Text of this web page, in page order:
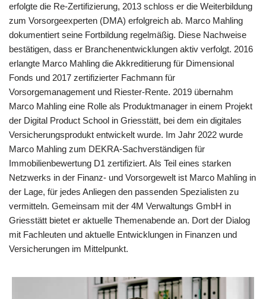
erfolgte die Re-Zertifizierung, 2013 schloss er die Weiterbildung
zum Vorsorgeexperten (DMA) erfolgreich ab. Marco Mahling
dokumentiert seine Fortbildung regelmäßig. Diese Nachweise
bestätigen, dass er Branchenentwicklungen aktiv verfolgt. 2016
erlangte Marco Mahling die Akkreditierung für Dimensional
Fonds und 2017 zertifizierter Fachmann für
Vorsorgemanagement und Riester-Rente. 2019 übernahm
Marco Mahling eine Rolle als Produktmanager in einem Projekt
der Digital Product School in Griesstätt, bei dem ein digitales
Versicherungsprodukt entwickelt wurde. Im Jahr 2022 wurde
Marco Mahling zum DEKRA-Sachverständigen für
Immobilienbewertung D1 zertifiziert. Als Teil eines starken
Netzwerks in der Finanz- und Vorsorgewelt ist Marco Mahling in
der Lage, für jedes Anliegen den passenden Spezialisten zu
vermitteln. Gemeinsam mit der 4M Verwaltungs GmbH in
Griesstätt bietet er aktuelle Themenabende an. Dort der Dialog
mit Fachleuten und aktuelle Entwicklungen in Finanzen und
Versicherungen im Mittelpunkt.